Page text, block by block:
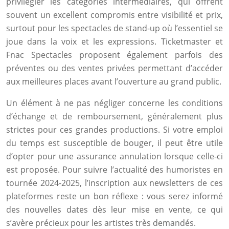
souvent un excellent compromis entre visibilité et prix,
surtout pour les spectacles de stand-up où l’essentiel se
joue dans la voix et les expressions. Ticketmaster et
Fnac Spectacles proposent également parfois des
préventes ou des ventes privées permettant d’accéder
aux meilleures places avant l’ouverture au grand public.
Un élément à ne pas négliger concerne les conditions
d’échange et de remboursement, généralement plus
strictes pour ces grandes productions. Si votre emploi
du temps est susceptible de bouger, il peut être utile
d’opter pour une assurance annulation lorsque celle-ci
est proposée. Pour suivre l’actualité des humoristes en
tournée 2024-2025, l’inscription aux newsletters de ces
plateformes reste un bon réflexe : vous serez informé
des nouvelles dates dès leur mise en vente, ce qui
s’avère précieux pour les artistes très demandés.